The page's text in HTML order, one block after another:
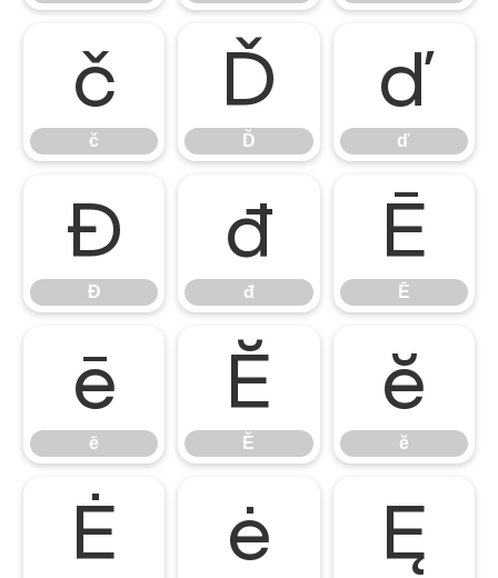
č
č
Ď
Ď
ď
ď
Đ
Đ
đ
đ
Ē
Ē
ē
ē
Ĕ
Ĕ
ĕ
ĕ
Ė ė Ę